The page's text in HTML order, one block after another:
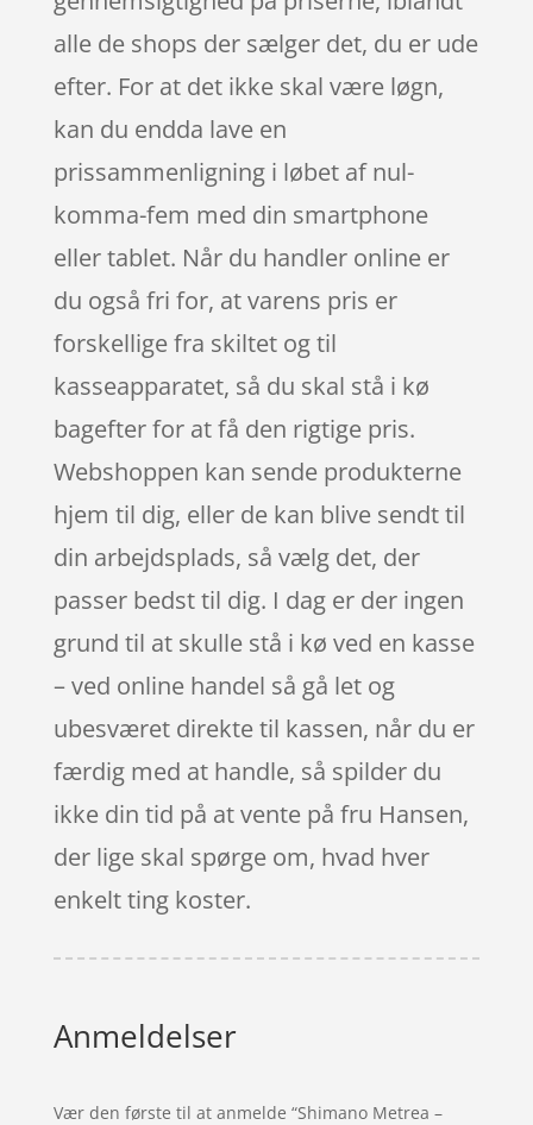
alle de shops der sælger det, du er ude
efter. For at det ikke skal være løgn,
kan du endda lave en
prissammenligning i løbet af nul-
komma-fem med din smartphone
eller tablet. Når du handler online er
du også fri for, at varens pris er
forskellige fra skiltet og til
kasseapparatet, så du skal stå i kø
bagefter for at få den rigtige pris.
Webshoppen kan sende produkterne
hjem til dig, eller de kan blive sendt til
din arbejdsplads, så vælg det, der
passer bedst til dig. I dag er der ingen
grund til at skulle stå i kø ved en kasse
– ved online handel så gå let og
ubesværet direkte til kassen, når du er
færdig med at handle, så spilder du
ikke din tid på at vente på fru Hansen,
der lige skal spørge om, hvad hver
enkelt ting koster.
Anmeldelser
Vær den første til at anmelde “Shimano Metrea –